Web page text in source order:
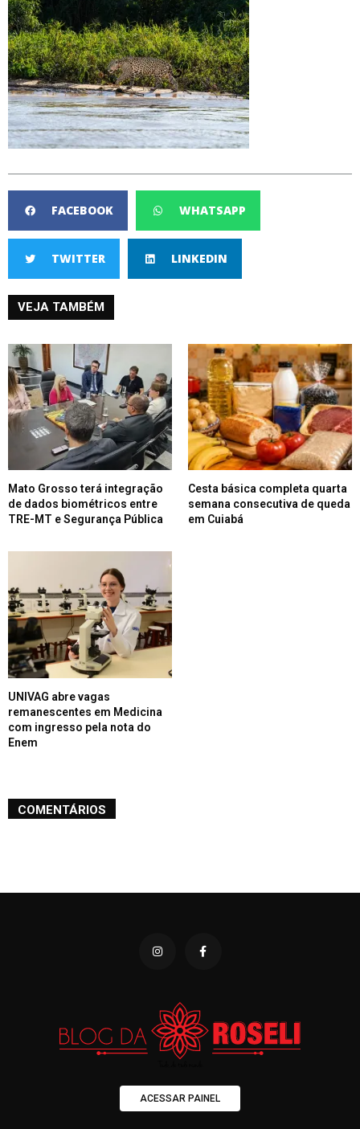
FACEBOOK WHATSAPP
TWITTER LINKEDIN
VEJA TAMBÉM
Mato Grosso terá integração
de dados biométricos entre
TRE-MT e Segurança Pública
Cesta básica completa quarta
semana consecutiva de queda
em Cuiabá
UNIVAG abre vagas
remanescentes em Medicina
com ingresso pela nota do
Enem
COMENTÁRIOS
ACESSAR PAINEL